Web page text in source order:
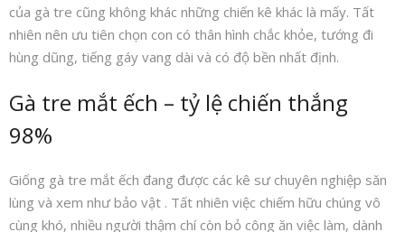
của gà tre cũng không khác những chiến kê khác là mấy. Tất
nhiên nên ưu tiên chọn con có thân hình chắc khỏe, tướng đi
hùng dũng, tiếng gáy vang dài và có độ bền nhất định.
Gà tre mắt ếch – tỷ lệ chiến thắng
98%
Giống gà tre mắt ếch đang được các kê sư chuyên nghiệp săn
lùng và xem như bảo vật . Tất nhiên việc chiếm hữu chúng vô
cùng khó, nhiều người thậm chí còn bỏ công ăn việc làm, dành